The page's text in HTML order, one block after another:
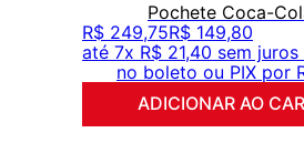
Pochete Coca-
R$ 249,75R$ 149,80
até 7x R$ 21,40 sem juros
no boleto ou PIX por
ADICIONAR AO